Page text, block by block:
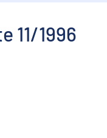
11/1996